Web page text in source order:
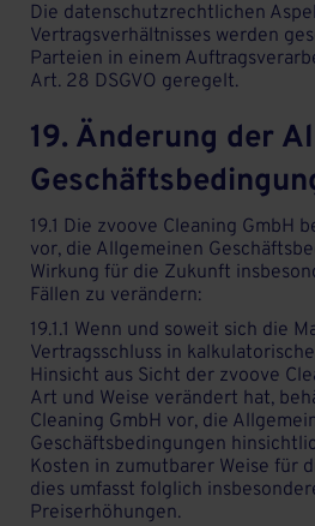
Die datenschutzrechtlichen
Vertragsverhältnisses werden
Parteien in einem
Art. 28 DSGVO geregelt.
19. Änderung der
19.1 Die zvoove Cleaning GmbH
vor, die Allgemeinen
Wirkung für die Zukunft
Fällen zu verändern:
19.1.1 Wenn und soweit sich die
Vertragsschluss in
Hinsicht aus Sicht der zvoove
Art und Weise verändert hat,
Cleaning GmbH vor, die
Geschäftsbedingungen
Kosten in zumutbarer Weise für
dies umfasst folglich
Preiserhöhungen.